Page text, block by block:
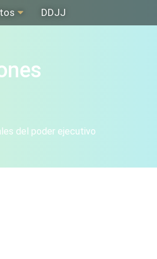
DDJJ
del poder ejecutivo